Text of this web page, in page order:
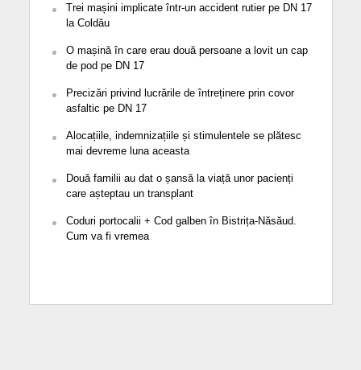
Trei mașini implicate într-un accident rutier pe DN 17
la Coldău
O mașină în care erau două persoane a lovit un cap
de pod pe DN 17
Precizări privind lucrările de întreținere prin covor
asfaltic pe DN 17
Alocațiile, indemnizațiile și stimulentele se plătesc
mai devreme luna aceasta
Două familii au dat o șansă la viață unor pacienți
care așteptau un transplant
Coduri portocalii + Cod galben în Bistrița-Năsăud.
Cum va fi vremea